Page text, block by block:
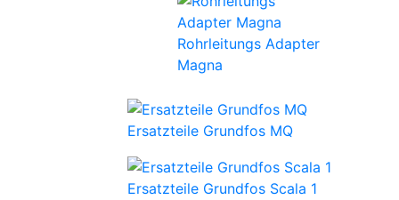
Rohrleitungs Adapter
Magna
Ersatzteile Grundfos MQ
Ersatzteile Grundfos Scala 1